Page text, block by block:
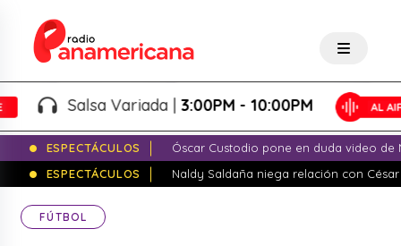
Salsa Variada |3:00PM - 10:00PM
ESPECTÁCULOS
Óscar Custodio pone en duda video de
ESPECTÁCULOS
Naldy Saldaña niega relación con
FÚTBOL